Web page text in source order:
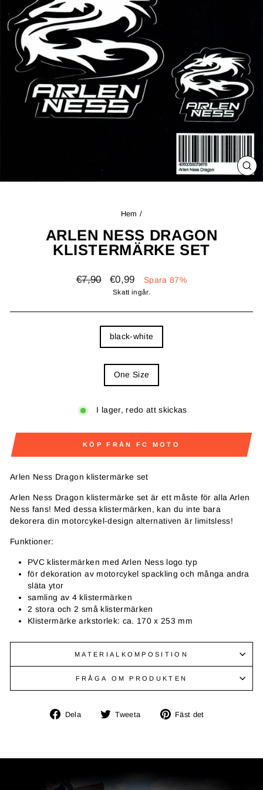
Hem/
ARLEN NESS DRAGON
KLISTERMÄRKE SET
Ordinarie
€7,90 Reapris
€0,99 Spara 87%
Skatt ingår.
black-white
One Size
I lager, redo att skickas
KÖP FRÅN FC MOTO
Arlen Ness Dragon klistermärke set
Arlen Ness Dragon klistermärke set är ett måste för alla Arlen
Ness fans! Med dessa klistermärken, kan du inte bara
dekorera din motorcykel-design alternativen är limitsless!
Funktioner:
PVC klistermärken med Arlen Ness logo typ
för dekoration av motorcykel spackling och många andra
släta ytor
samling av 4 klistermärken
2 stora och 2 små klistermärken
Klistermärke arkstorlek: ca. 170 x 253 mm
MATERIALKOMPOSITION
FRÅGA OM PRODUKTEN
Dela
Dela
Tweeta
TweetaFäst det